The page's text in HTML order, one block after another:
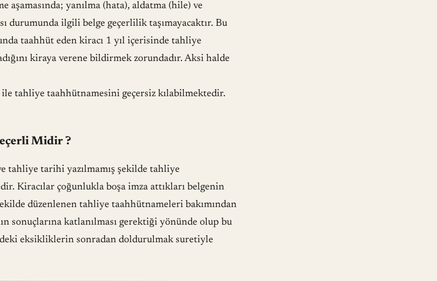
aşamasında; yanılma (hata), aldatma (hile) ve
durumunda ilgili belge geçerlilik taşımayacaktır. Bu
taahhüt eden kiracı 1 yıl içerisinde tahliye
kiraya verene bildirmek zorundadır. Aksi halde
ile tahliye taahhütnamesini geçersiz kılabilmektedir.
Midir ?
tahliye tarihi yazılmamış şekilde tahliye
Kiracılar çoğunlukla boşa imza attıkları belgenin
düzenlenen tahliye taahhütnameleri bakımından
sonuçlarına katlanılması gerektiği yönünde olup bu
eksikliklerin sonradan doldurulmak suretiyle